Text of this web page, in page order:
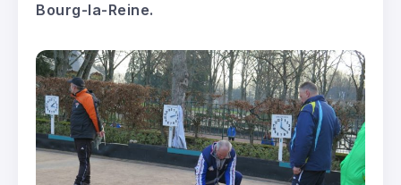
Bourg-la-Reine.